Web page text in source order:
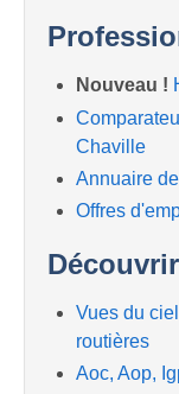
Nouveau !
Chaville
Annuaire
Offres
Vues du
routières
Aoc, Aop,